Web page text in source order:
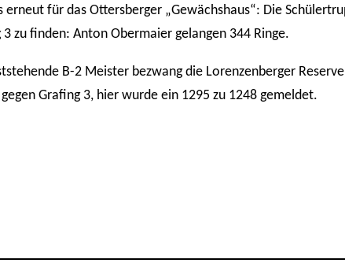
für das Ottersberger „Gewächshaus“: Die
zu finden: Anton Obermaier gelangen 344 Ringe.
B-2 Meister bezwang die Lorenzenberger
Grafing 3, hier wurde ein 1295 zu 1248 gemeldet.